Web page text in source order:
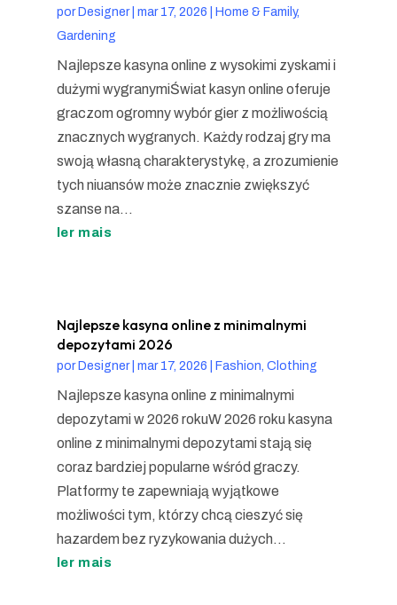
porDesigner| mar 17, 2026
Home & Family,
Gardening
Najlepsze kasyna online z wysokimi zyskami i
dużymi wygranymiŚwiat kasyn online oferuje
graczom ogromny wybór gier z możliwością
znacznych wygranych. Każdy rodzaj gry ma
swoją własną charakterystykę, a zrozumienie
tych niuansów może znacznie zwiększyć
szanse na...
ler mais
Najlepsze kasyna online z minimalnymi
depozytami 2026
por Designer| mar 17, 2026 Fashion, Clothing
Najlepsze kasyna online z minimalnymi
depozytami w 2026 rokuW 2026 roku kasyna
online z minimalnymi depozytami stają się
coraz bardziej popularne wśród graczy.
Platformy te zapewniają wyjątkowe
możliwości tym, którzy chcą cieszyć się
hazardem bez ryzykowania dużych...
ler mais